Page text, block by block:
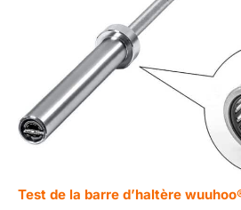
Test de la barre d’haltère